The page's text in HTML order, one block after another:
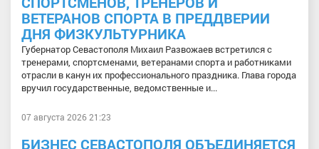
ВЕТЕРАНОВ СПОРТА В ПРЕДДВЕРИИ
ДНЯ ФИЗКУЛЬТУРНИКА
Губернатор Севастополя Михаил Развожаев встретился с
тренерами, спортсменами, ветеранами спорта и работниками
отрасли в канун их профессионального праздника. Глава города
вручил государственные, ведомственные и...
07 августа 2026 21:23
БИЗНЕС СЕВАСТОПОЛЯ ОБЪЕДИНЯЕТСЯ